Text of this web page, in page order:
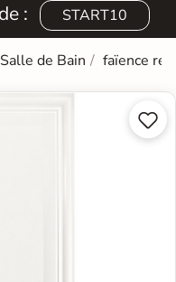
: START10
de Bain faïence

